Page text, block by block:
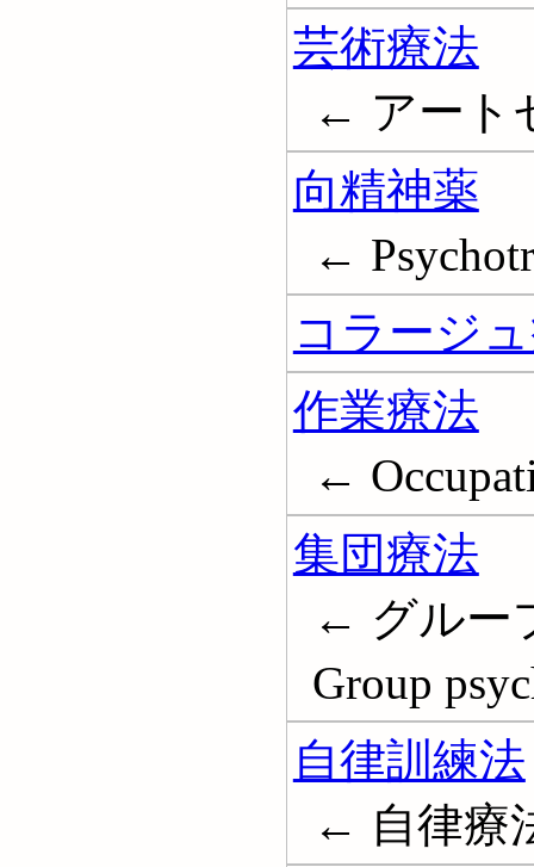
芸術療法
← アート
向精神薬
←
コラージ
作業療法
←
集団療法
← グルー
Group
自律訓練法
← 自律療